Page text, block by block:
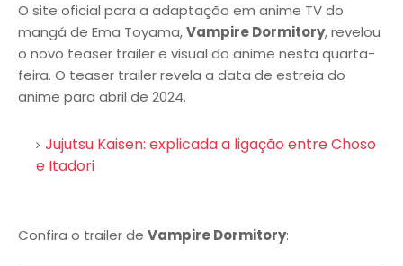
O site oficial para a adaptação em anime TV do
mangá de Ema Toyama,Vampire Dormitory, revelou
o novo teaser trailer e visual do anime nesta quarta-
feira. O teaser trailer revela a data de estreia do
anime para abril de 2024.
Jujutsu Kaisen: explicada a ligação entre Choso
e Itadori
Confira o trailer de Vampire Dormitory: